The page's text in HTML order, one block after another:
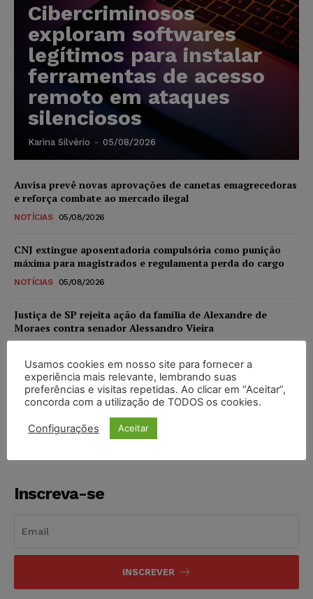
Cibercriminosos
exploram softwares
legítimos para instalar
ferramentas de acesso
remoto em ataques
silenciosos
Karina Silvério - 05/08/2026
Anvisa prevê novas aprovações de canetas emagrecedoras
e reforça combate ao mercado ilegal
NOTÍCIAS 05/08/2026
CNJ extingue aposentadoria compulsória como punição
máxima para magistrados e regulamenta perda do cargo
NOTÍCIAS 05/08/2026
Justiça de SP rejeita ação da família de Alexandre de
Moraes contra senador Alessandro Vieira
Conselho Nacional de Justiça determina afastamento da
juíza Gabriela Hardt por dois anos
Inscreva-se
INSCREVER
Usamos cookies em nosso site para fornecer a
experiência mais relevante, lembrando suas
preferências e visitas repetidas. Ao clicar em “Aceitar”,
concorda com a utilização de TODOS os cookies.
Configurações Aceitar